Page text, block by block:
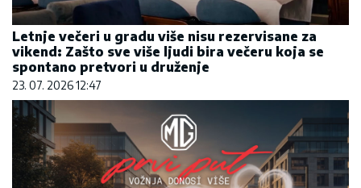
Letnje večeri u gradu više nisu rezervisane za
vikend: Zašto sve više ljudi bira večeru koja se
spontano pretvori u druženje
23. 07. 2026 12:47